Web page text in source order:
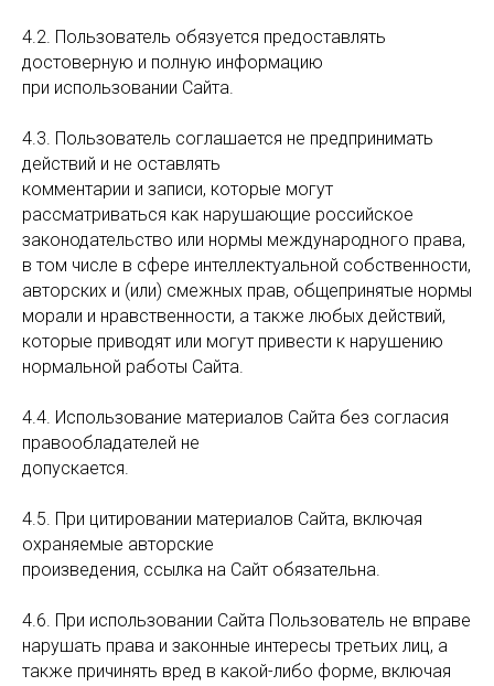
4.2. Пользователь обязуется предоставлять
достоверную и полную информацию
при использовании Сайта.
4.3. Пользователь соглашается не предпринимать
действий и не оставлять
комментарии и записи, которые могут
рассматриваться как нарушающие российское
законодательство или нормы международного права,
в том числе в сфере интеллектуальной собственности,
авторских и (или) смежных прав, общепринятые нормы
морали и нравственности, а также любых действий,
которые приводят или могут привести к нарушению
нормальной работы Сайта.
4.4. Использование материалов Сайта без согласия
правообладателей не
допускается.
4.5. При цитировании материалов Сайта, включая
охраняемые авторские
произведения, ссылка на Сайт обязательна.
4.6. При использовании Сайта Пользователь не вправе
нарушать права и законные интересы третьих лиц, а
также причинять вред в какой-либо форме, включая